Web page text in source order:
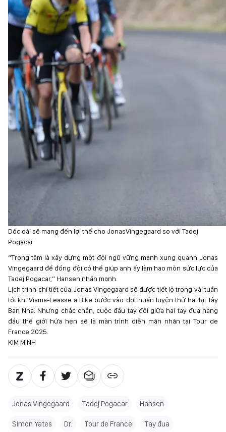
Dốc dài sẽ mang đến lợi thế cho JonasVingegaard so với Tadej
Pogacar
“Trọng tâm là xây dựng một đội ngũ vững mạnh xung quanh Jonas
Vingegaard để đồng đội có thể giúp anh ấy làm hao mòn sức lực của
Tadej Pogacar,” Hansen nhấn mạnh.
Lịch trình chi tiết của Jonas Vingegaard sẽ được tiết lộ trong vài tuần
tới khi Visma-Leasse a Bike bước vào đợt huấn luyện thứ hai tại Tây
Ban Nha. Nhưng chắc chắn, cuộc đấu tay đôi giữa hai tay đua hàng
đầu thế giới hứa hẹn sẽ là màn trình diễn mãn nhãn tại Tour de
France 2025.
KIM MINH
Jonas Vingegaard Tadej Pogacar Hansen
Simon Yates Dr. Tour de France Tay đua